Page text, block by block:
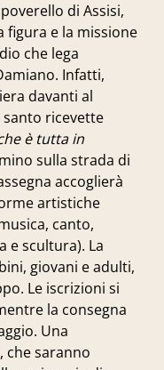
di Assisi,
figura e la missione
che lega
Infatti,
davanti al
santo ricevette
è tutta in
sulla strada di
accoglierà
artistiche
canto,
e scultura). La
giovani e adulti,
Le iscrizioni si
la consegna
Una
che saranno